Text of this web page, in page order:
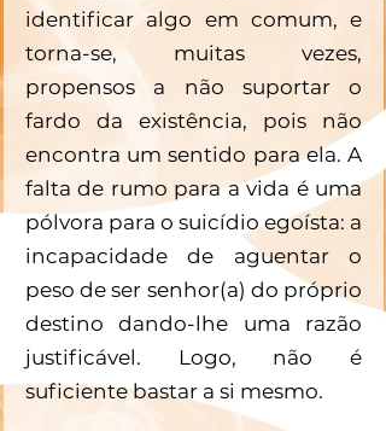
identificar algo em comum, e
torna-se, muitas vezes,
propensos a não suportar o
fardo da existência, pois não
encontra um sentido para ela. A
falta de rumo para a vida é uma
pólvora para o suicídio egoísta: a
incapacidade de aguentar o
peso de ser senhor(a) do próprio
destino dando-lhe uma razão
justificável. Logo, não é
suficiente bastar a si mesmo.